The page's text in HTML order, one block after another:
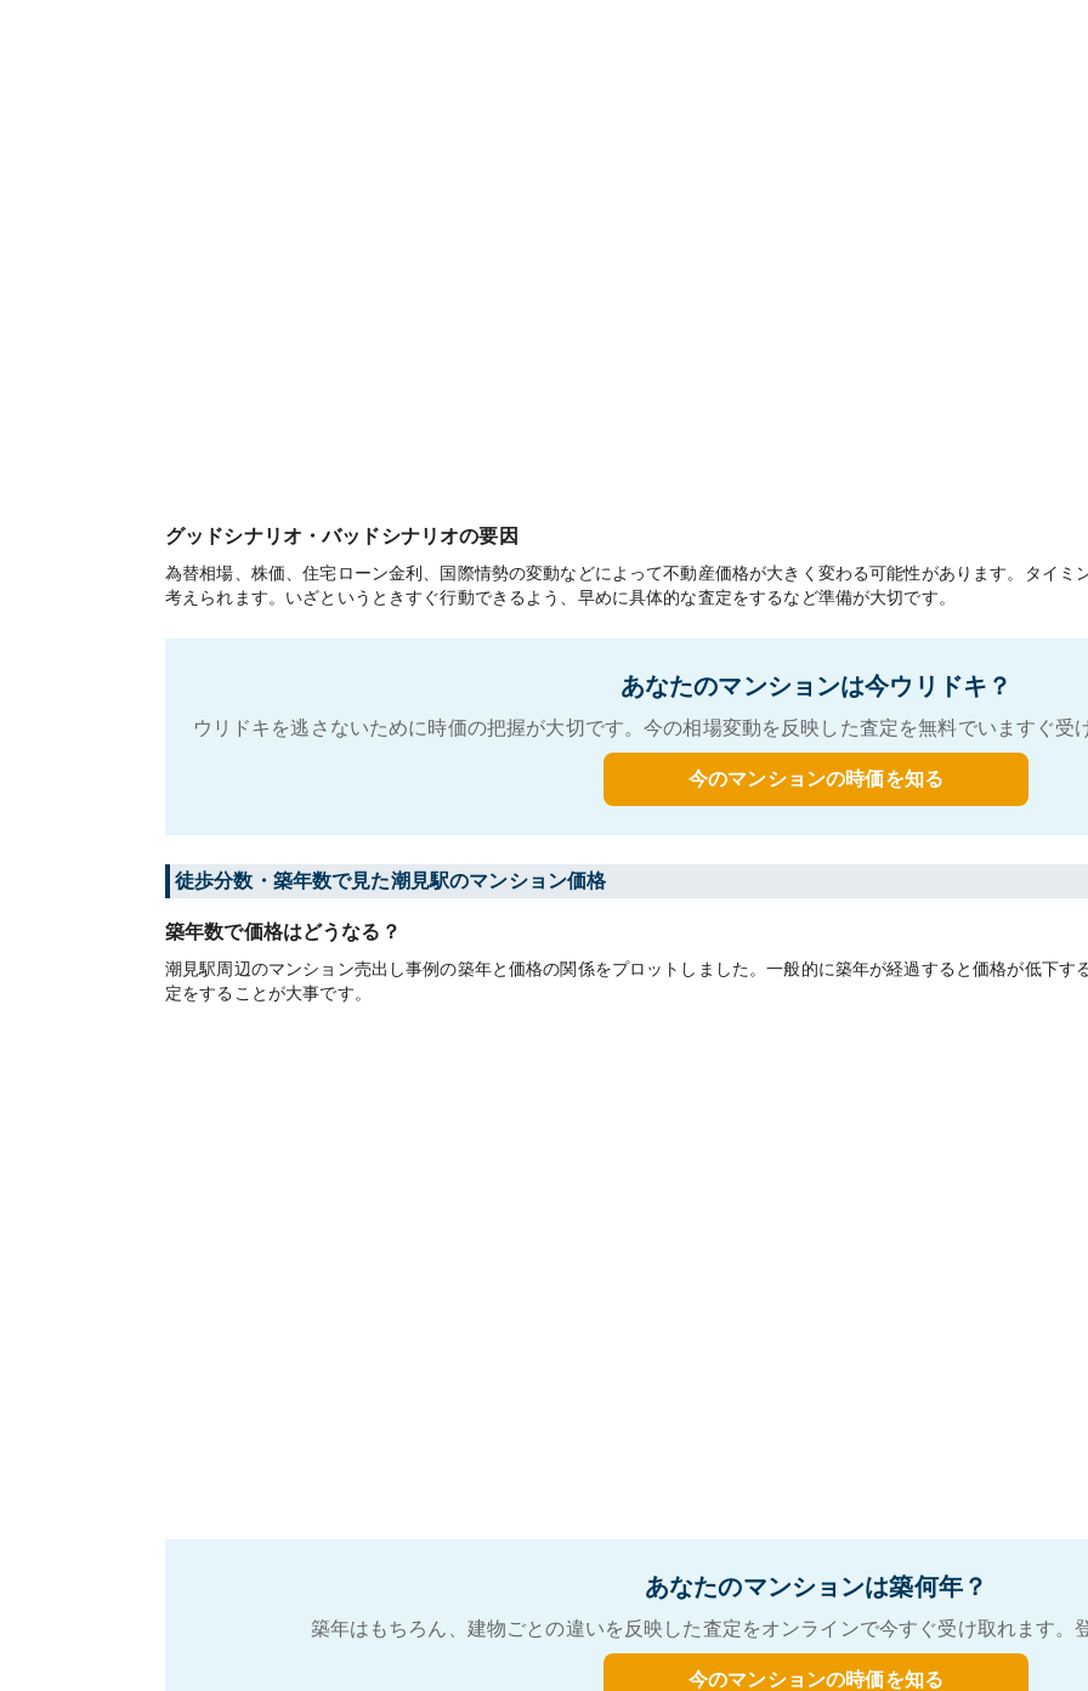
グッドシナリオ・バッドシナリオの要因
為替相場、株価、住宅ローン金利、国際情勢の変動などによって不動産価格が大きく変わる可能性があります。タイミ
考えられます。いざというときすぐ行動できるよう、早めに具体的な査定をするなど準備が大切です。
あなたのマンションは今ウリドキ？
ウリドキを逃さないために時価の把握が大切です。今の相場変動を反映した査定を無料でいますぐ
今のマンションの時価を知る
徒歩分数・築年数で見た潮見駅のマンション価格
築年数で価格はどうなる？
潮見駅周辺のマンション売出し事例の築年と価格の関係をプロットしました。一般的に築年が経過すると価格が低下す
定をすることが大事です。
あなたのマンションは築何年？
築年はもちろん、建物ごとの違いを反映した査定をオンラインで今すぐ受け取れます。
今のマンションの時価を知る